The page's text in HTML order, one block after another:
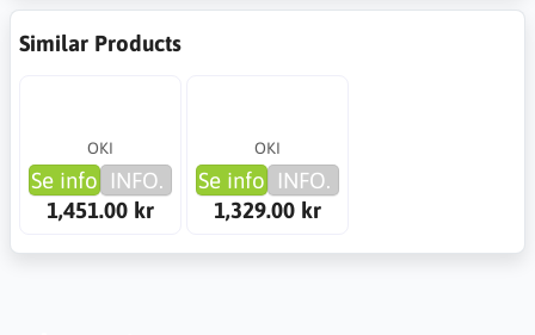
Similar Products
OKI
Se info INFO.
1,451.00 kr
OKI
Se info INFO.
1,329.00 kr